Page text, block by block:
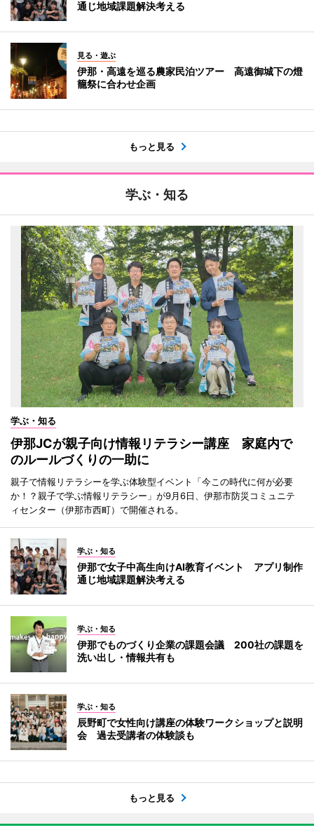
通じ地域課題解決考える
見る・遊ぶ
伊那・高遠を巡る農家民泊ツアー 高遠御城下の燈
籠祭に合わせ企画
もっと見る
学ぶ・知る
学ぶ・知る
伊那JCが親子向け情報リテラシー講座 家庭内で
のルールづくりの一助に
親子で情報リテラシーを学ぶ体験型イベント「今この時代に何が必要
か！？親子で学ぶ情報リテラシー」が9月6日、伊那市防災コミュニテ
ィセンター（伊那市西町）で開催される。
学ぶ・知る
伊那で女子中高生向けAI教育イベント アプリ制作
通じ地域課題解決考える
学ぶ・知る
伊那でものづくり企業の課題会議 200社の課題を
洗い出し・情報共有も
学ぶ・知る
辰野町で女性向け講座の体験ワークショップと説明
会 過去受講者の体験談も
もっと見る